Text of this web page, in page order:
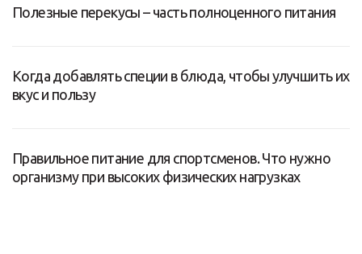
Полезные перекусы – часть полноценного питания
Когда добавлять специи в блюда, чтобы улучшить их
вкус и пользу
Правильное питание для спортсменов. Что нужно
организму при высоких физических нагрузках